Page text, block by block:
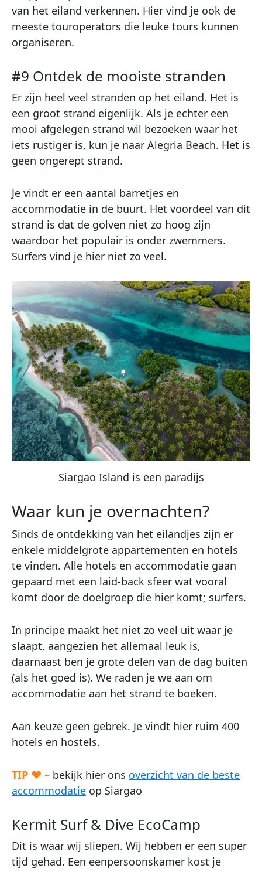
van het eiland verkennen. Hier vind je ook de
meeste touroperators die leuke tours kunnen
organiseren.
#9 Ontdek de mooiste stranden
Er zijn heel veel stranden op het eiland. Het is
een groot strand eigenlijk. Als je echter een
mooi afgelegen strand wil bezoeken waar het
iets rustiger is, kun je naar Alegria Beach. Het is
geen ongerept strand.
Je vindt er een aantal barretjes en
accommodatie in de buurt. Het voordeel van dit
strand is dat de golven niet zo hoog zijn
waardoor het populair is onder zwemmers.
Surfers vind je hier niet zo veel.
Siargao Island is een paradijs
Waar kun je overnachten?
Sinds de ontdekking van het eilandjes zijn er
enkele middelgrote appartementen en hotels
te vinden. Alle hotels en accommodatie gaan
gepaard met een laid-back sfeer wat vooral
komt door de doelgroep die hier komt; surfers.
In principe maakt het niet zo veel uit waar je
slaapt, aangezien het allemaal leuk is,
daarnaast ben je grote delen van de dag buiten
(als het goed is). We raden je we aan om
accommodatie aan het strand te boeken.
Aan keuze geen gebrek. Je vindt hier ruim 400
hotels en hostels.
TIP ♥ – bekijk hier ons overzicht van de beste
accommodatie op Siargao
Kermit Surf & Dive EcoCamp
Dit is waar wij sliepen. Wij hebben er een super
tijd gehad. Een eenpersoonskamer kost je